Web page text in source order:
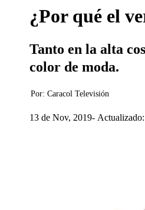
¿Por qué el
Tanto en la alta
color de moda.
Por: Caracol Televisión
13 de Nov, 2019